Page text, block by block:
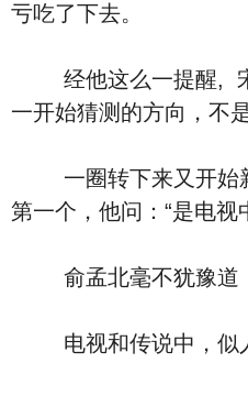
亏吃了下去。
经他这么一提醒, 宋
一开始猜测的方向，
一圈转下来又开始
第一个，他问：“是电视
俞孟北毫不犹豫道：
电视和传说中，似